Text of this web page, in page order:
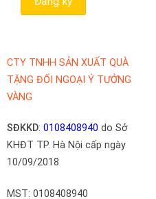
CTY TNHH SẢN XUẤT QUÀ
TẶNG ĐỐI NGOẠI Ý TƯỞNG
VÀNG
SĐKKD: 0108408940 do Sở
KHĐT TP. Hà Nội cấp ngày
10/09/2018
MST: 0108408940